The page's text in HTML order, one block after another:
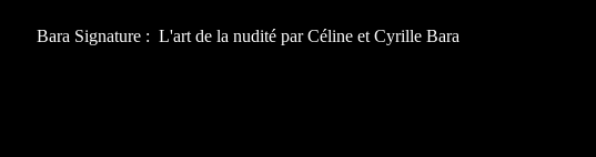
Bara Signature : L'art de la nudité par Céline et Cyrille Bara